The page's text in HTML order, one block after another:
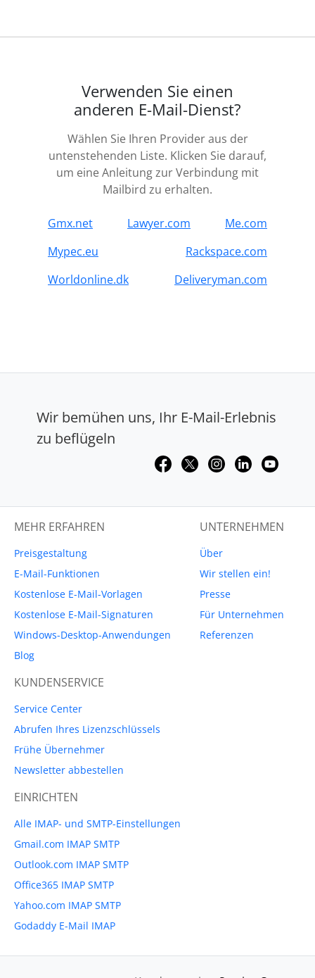
Verwenden Sie einen
anderen E-Mail-Dienst?
Wählen Sie Ihren Provider aus der
untenstehenden Liste. Klicken Sie darauf,
um eine Anleitung zur Verbindung mit
Mailbird zu erhalten.
Gmx.net Lawyer.com
Me.com
Mypec.eu
Rackspace.com
Worldonline.dk
Deliveryman.com
Wir bemühen uns, Ihr E-Mail-Erlebnis
zu beflügeln
MEHR ERFAHREN
Preisgestaltung
E-Mail-Funktionen
Kostenlose E-Mail-Vorlagen
Kostenlose E-Mail-Signaturen
Windows-Desktop-Anwendungen
Blog
UNTERNEHMEN
Über
Wir stellen ein!
Presse
Für Unternehmen
Referenzen
KUNDENSERVICE
Service Center
Abrufen Ihres Lizenzschlüssels
Frühe Übernehmer
Newsletter abbestellen
EINRICHTEN
Alle IMAP- und SMTP-Einstellungen
Gmail.com IMAP SMTP
Outlook.com IMAP SMTP
Office365 IMAP SMTP
Yahoo.com IMAP SMTP
Godaddy E-Mail IMAP